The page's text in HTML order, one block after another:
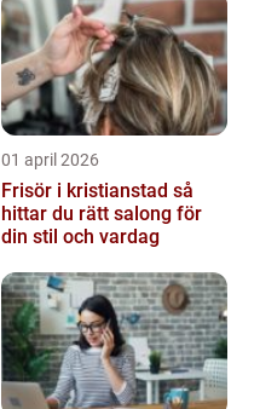
01 april 2026
Frisör i kristianstad så
hittar du rätt salong för
din stil och vardag